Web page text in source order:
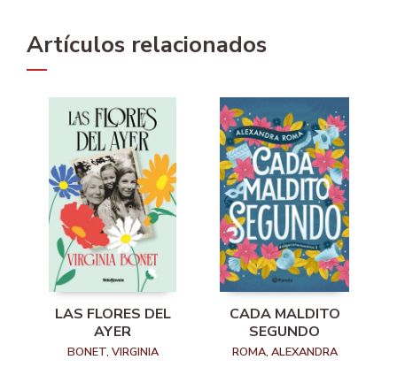
Artículos relacionados
LAS FLORES DEL
AYER
BONET, VIRGINIA
CADA MALDITO
SEGUNDO
ROMA, ALEXANDRA